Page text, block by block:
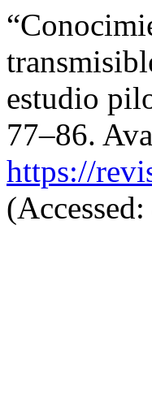
estudio
77–86.
https://